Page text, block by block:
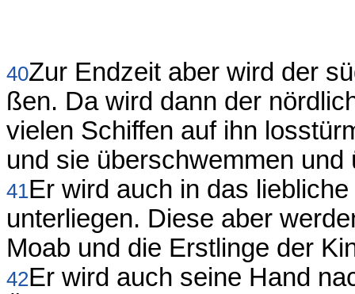
40Zur Endzeit aber wird der
ßen. Da wird dann der
vielen Schiffen auf ihn
und sie überschwemmen und
41Er wird auch in das
unterliegen. Diese aber
Moab und die Erstlinge der
42Er wird auch seine Hand